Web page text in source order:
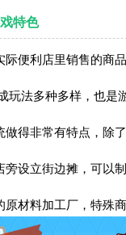
特色
便利店里销售的商
玩法多种多样，也是
得非常有特点，除
设立街边摊，可以
材料加工厂，特殊